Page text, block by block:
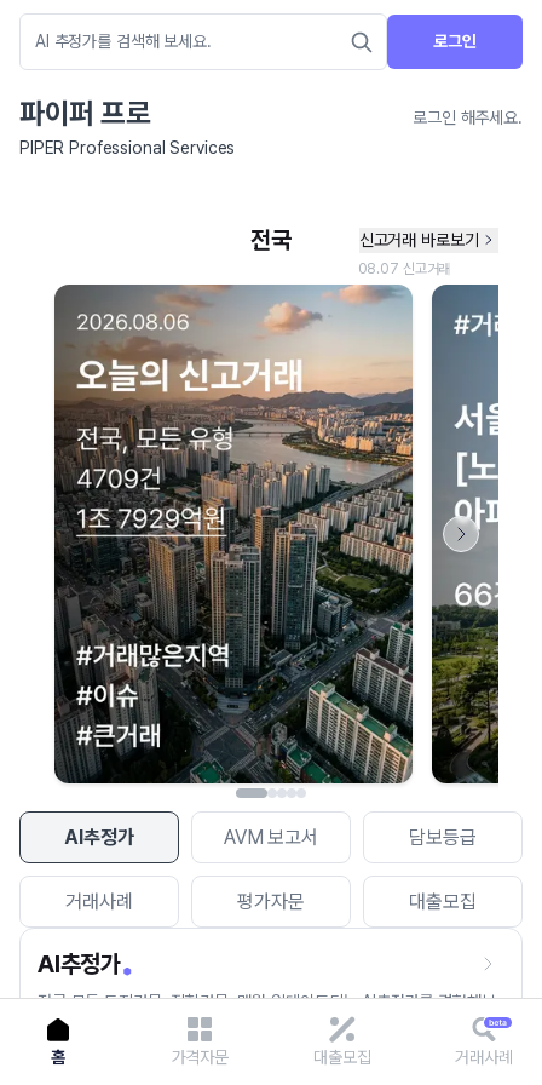
로그인
파이퍼 프로
로그인 해주세요.
PIPER Professional Services
AI추정가 AVM 보고서 담보등급
거래사례 평가자문 대출모집
AI추정가
전국 모든 토지건물, 집합건물, 매월 업데이트되는 AI추정가를 경험해보
세요.
네이버 지도 연결 안내
현재 네이버 지도 연결이 원활하지 않아 지도를 불러올 수 없습니다.
이용에 불편을 드려 죄송합니다.
다시 시도
홈 가격자문 대출모집 거래사례